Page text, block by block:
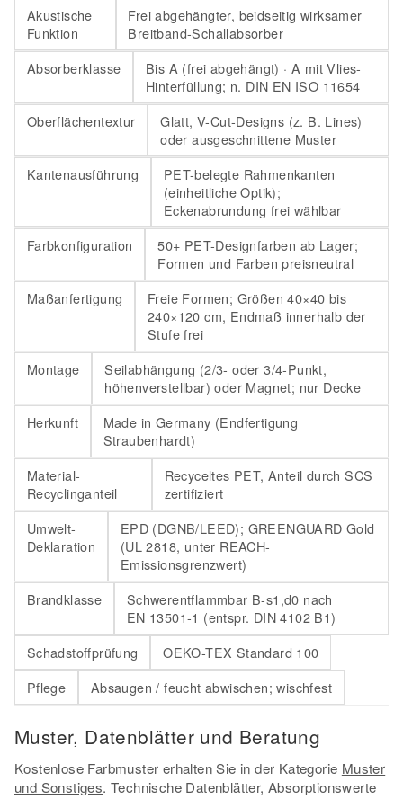
Akustische
Funktion
Frei abgehängter, beidseitig wirksamer
Breitband-Schallabsorber
Absorberklasse
Bis A (frei abgehängt) · A mit Vlies-
Hinterfüllung; n. DIN EN ISO 11654
Oberflächentextur
Glatt, V-Cut-Designs (z. B. Lines)
oder ausgeschnittene Muster
Kantenausführung
PET-belegte Rahmenkanten
(einheitliche Optik);
Eckenabrundung frei wählbar
Farbkonfiguration
50+ PET-Designfarben ab Lager;
Formen und Farben preisneutral
Maßanfertigung
Freie Formen; Größen 40×40 bis
240×120 cm, Endmaß innerhalb der
Stufe frei
Montage
Seilabhängung (2/3- oder 3/4-Punkt,
höhenverstellbar) oder Magnet; nur Decke
Herkunft
Made in Germany (Endfertigung
Straubenhardt)
Material-
Recyclinganteil
Recyceltes PET, Anteil durch SCS
zertifiziert
Umwelt-
Deklaration
EPD (DGNB/LEED); GREENGUARD Gold
(UL 2818, unter REACH-
Emissionsgrenzwert)
Brandklasse
Schwerentflammbar B-s1,d0 nach
EN 13501-1 (entspr. DIN 4102 B1)
Schadstoffprüfung
OEKO-TEX Standard 100
Pflege
Absaugen / feucht abwischen; wischfest
Muster, Datenblätter und Beratung
Kostenlose Farbmuster erhalten Sie in der Kategorie Muster
und Sonstiges. Technische Datenblätter, Absorptionswerte